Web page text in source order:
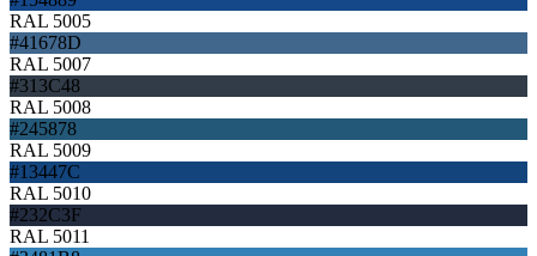
RAL 5005
#41678D
RAL 5007
#313C48
RAL 5008
#245878
RAL 5009
#13447C
RAL 5010
#232C3F
RAL 5011